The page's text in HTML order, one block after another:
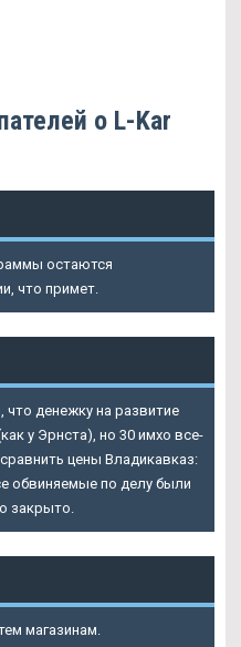
о L-Kar
остаются
что примет.
что денежку на развитие
у Эрнста), но 30 имхо все-
цены Владикавказ:
обвиняемые по делу были
закрыто.
магазинам.